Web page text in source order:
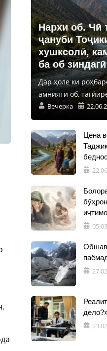
Нархи об. Чӣ
ҷануби
хушксолӣ,
ба об
Дар ҳоле ки
амнияти об,
Вечерка
Цена